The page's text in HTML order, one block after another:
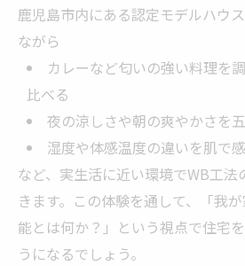
鹿児島市内にある認定モデルハウ
ながら
カレーなど匂いの強い料理を
比べる
夜の涼しさや朝の爽やかさを
湿度や体感温度の違いを肌で
など、実生活に近い環境でWB工法
きます。この体験を通して、「我
能とは何か？」という視点で住宅
うになるでしょう。